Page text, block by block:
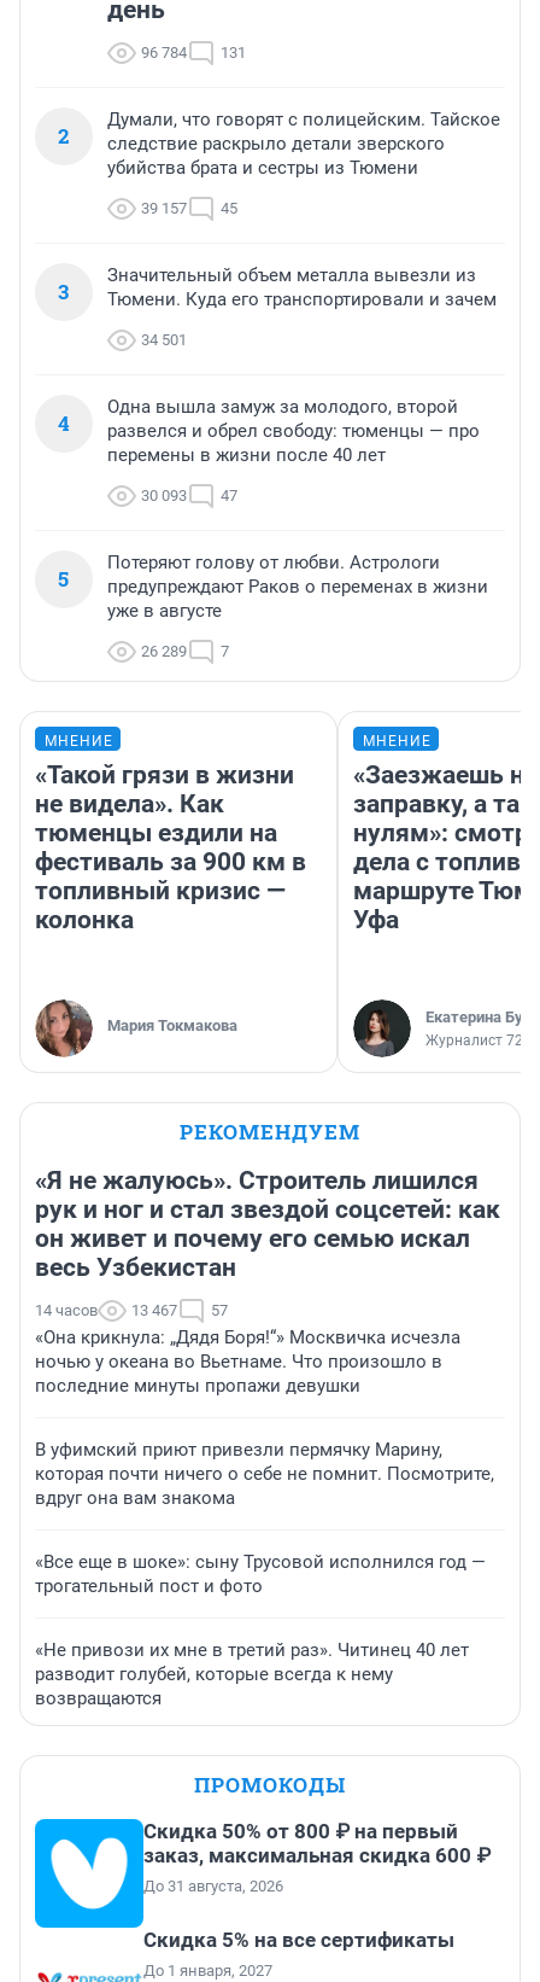
день
96 784 131
2
Думали, что говорят с полицейским. Тайское
следствие раскрыло детали зверского
убийства брата и сестры из Тюмени
39 157 45
3
Значительный объем металла вывезли из
Тюмени. Куда его транспортировали и зачем
34 501
4
Одна вышла замуж за молодого, второй
развелся и обрел свободу: тюменцы — про
перемены в жизни после 40 лет
30 093 47
5
Потеряют голову от любви. Астрологи
предупреждают Раков о переменах в жизни
уже в августе
26 289 7
МНЕНИЕ
«Такой грязи в жизни
не видела». Как
тюменцы ездили на
фестиваль за 900 км в
топливный кризис —
колонка
Мария Токмакова
МНЕНИЕ
«Заезжаешь на
заправку, а
нулям»:
дела с
маршруте
Уфа
Екатерина
Журналист
РЕКОМЕНДУЕМ
«Я не жалуюсь». Строитель лишился
рук и ног и стал звездой соцсетей: как
он живет и почему его семью искал
весь Узбекистан
14 часов 13 467 57
«Она крикнула: „Дядя Боря!“» Москвичка исчезла
ночью у океана во Вьетнаме. Что произошло в
последние минуты пропажи девушки
В уфимский приют привезли пермячку Марину,
которая почти ничего о себе не помнит. Посмотрите,
вдруг она вам знакома
«Все еще в шоке»: сыну Трусовой исполнился год —
трогательный пост и фото
«Не привози их мне в третий раз». Читинец 40 лет
разводит голубей, которые всегда к нему
возвращаются
ПРОМОКОДЫ
Скидка 50% от 800 ₽ на первый
заказ, максимальная скидка 600 ₽
До 31 августа, 2026
Скидка 5% на все сертификаты
До 1 января, 2027